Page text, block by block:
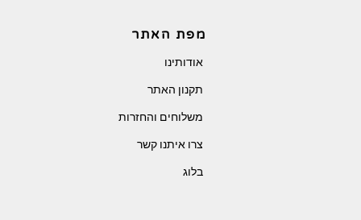
מפת האתר
אודותינו
תקנון האתר
משלוחים והחזרות
צרו איתנו קשר
בלוג